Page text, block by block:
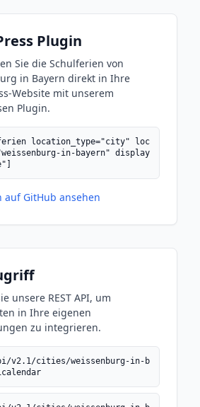
Plugin
Sie die Schulferien von
in Bayern direkt in Ihre
Website mit unserem
Plugin.
location_type="city" loc
in-bayern" display
auf GitHub ansehen
unsere REST API, um
in Ihre eigenen
zu integrieren.
v2.1/cities/weissenburg-in-b